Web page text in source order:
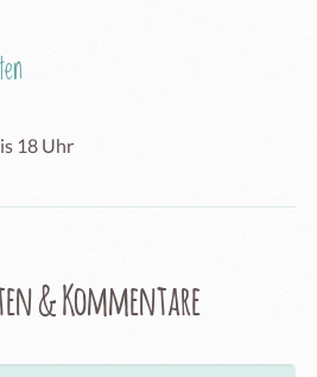
18 Uhr
& Kommentare